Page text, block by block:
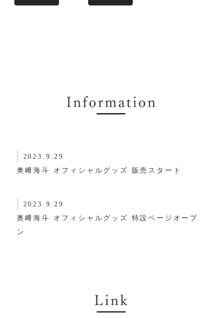
2023.9.29
奥﨑海斗 オフィシャルグッズ 販売スタート
2023.9.29
奥﨑海斗 オフィシャルグッズ 特設ページオープ
ン